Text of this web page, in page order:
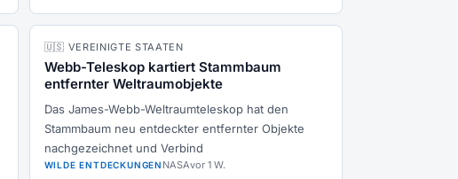
🇺🇸 VEREINIGTE STAATEN
Webb-Teleskop kartiert Stammbaum
entfernter Weltraumobjekte
Das James-Webb-Weltraumteleskop hat den
Stammbaum neu entdeckter entfernter Objekte
nachgezeichnet und Verbind
WILDE ENTDECKUNGEN NASAvor 1 W.